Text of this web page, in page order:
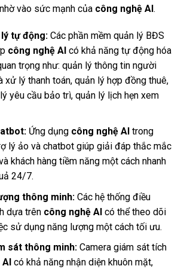
vào sức mạnh của công nghệ AI.
lý tự động:Các phần mềm quản lý BĐS
công nghệ AI có khả năng tự động hóa
trọng như: quản lý thông tin người
xử lý thanh toán, quản lý hợp đồng thuê,
yêu cầu bảo trì, quản lý lịch hẹn xem
Ứng dụng công nghệ AItrong
lý ảo và chatbot giúp giải đáp thắc mắc
khách hàng tiềm năng một cách nhanh
24/7.
thông minh:Các hệ thống điều
dựa trên công nghệ AIcó thể theo dõi
sử dụng năng lượng một cách tối ưu.
sát thông minh:Camera giám sát tích
có khả năng nhận diện khuôn mặt,